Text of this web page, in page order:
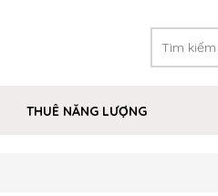
THUÊ NĂNG LƯỢNG